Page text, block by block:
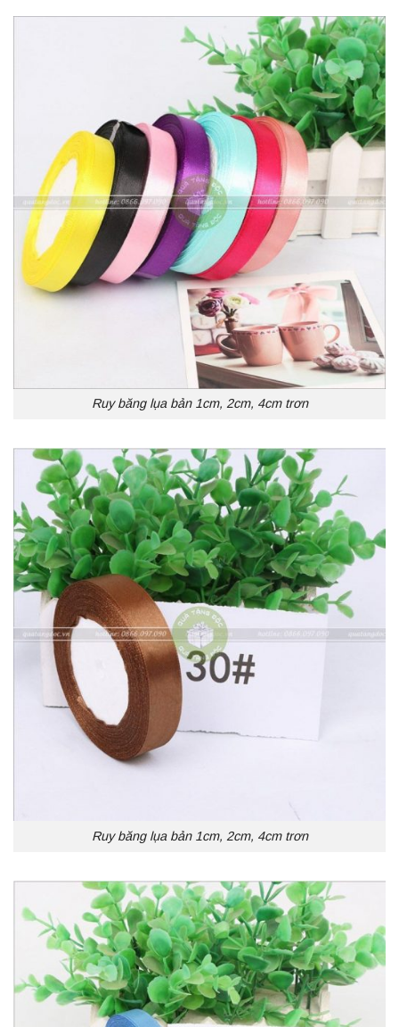
Ruy băng lụa bản 1cm, 2cm, 4cm trơn
Ruy băng lụa bản 1cm, 2cm, 4cm trơn